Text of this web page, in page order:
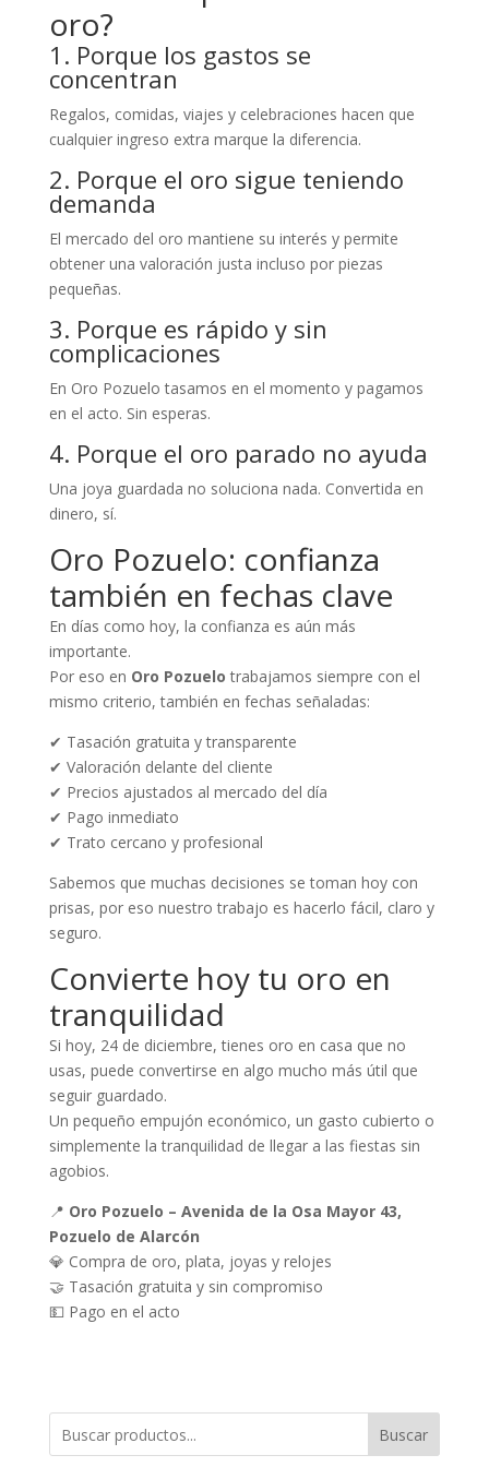
oro?
1. Porque los gastos se
concentran
Regalos, comidas, viajes y celebraciones hacen que
cualquier ingreso extra marque la diferencia.
2. Porque el oro sigue teniendo
demanda
El mercado del oro mantiene su interés y permite
obtener una valoración justa incluso por piezas
pequeñas.
3. Porque es rápido y sin
complicaciones
En Oro Pozuelo tasamos en el momento y pagamos
en el acto. Sin esperas.
4. Porque el oro parado no ayuda
Una joya guardada no soluciona nada. Convertida en
dinero, sí.
Oro Pozuelo: confianza
también en fechas clave
En días como hoy, la confianza es aún más
importante.
Por eso en Oro Pozuelo trabajamos siempre con el
mismo criterio, también en fechas señaladas:
✔ Tasación gratuita y transparente
✔ Valoración delante del cliente
✔ Precios ajustados al mercado del día
✔ Pago inmediato
✔ Trato cercano y profesional
Sabemos que muchas decisiones se toman hoy con
prisas, por eso nuestro trabajo es hacerlo fácil, claro y
seguro.
Convierte hoy tu oro en
tranquilidad
Si hoy, 24 de diciembre, tienes oro en casa que no
usas, puede convertirse en algo mucho más útil que
seguir guardado.
Un pequeño empujón económico, un gasto cubierto o
simplemente la tranquilidad de llegar a las fiestas sin
agobios.
📍 Oro Pozuelo – Avenida de la Osa Mayor 43,
Pozuelo de Alarcón
💎 Compra de oro, plata, joyas y relojes
🤝 Tasación gratuita y sin compromiso
💵 Pago en el acto
Buscar